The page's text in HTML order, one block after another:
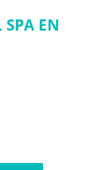
SPA EN